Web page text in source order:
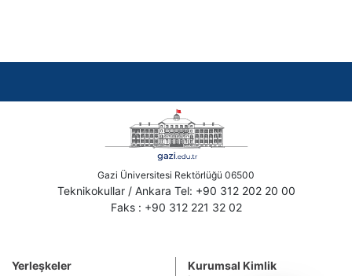
Gazi Üniversitesi Rektörlüğü 06500
Teknikokullar / Ankara Tel: +90 312 202 20 00
Faks : +90 312 221 32 02
Yerleşkeler
Kurumsal Kimlik